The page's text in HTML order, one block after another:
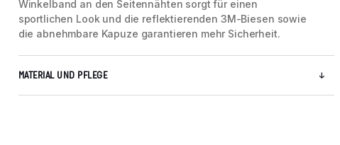
Winkelband an den Seitennähten sorgt für einen
sportlichen Look und die reflektierenden 3M-Biesen sowie
die abnehmbare Kapuze garantieren mehr Sicherheit.
MATERIAL UND PFLEGE